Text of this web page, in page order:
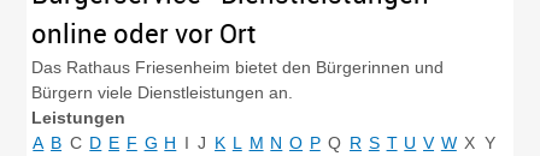
online oder vor Ort
Das Rathaus Friesenheim bietet den Bürgerinnen und
Bürgern viele Dienstleistungen an.
Leistungen
A B C D E F G H I J K L M N O P Q R S T U V W X Y